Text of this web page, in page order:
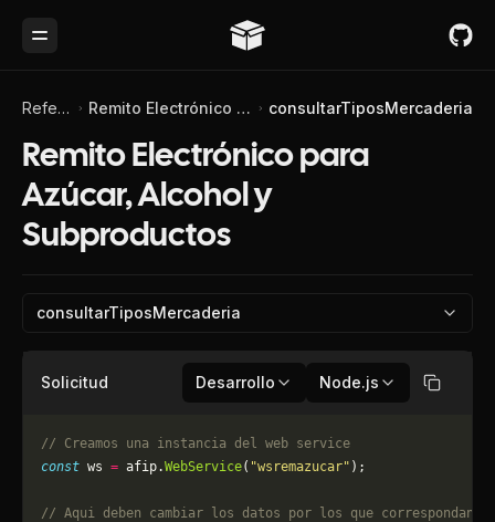
Toggle Menu
Referencia de API Remito Electrónico para Azúcar, Alcohol y Subproductos consultarTiposMercaderia
Remito Electrónico para
Azúcar, Alcohol y
Subproductos
consultarTiposMercaderia
Solicitud Desarrollo Node.js Copiar
// Creamos una instancia del web service
const ws = afip.WebService( "wsremazucar" );
// Aqui deben cambiar los datos por los que correspondan.